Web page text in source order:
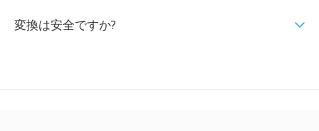
変換は安全ですか?